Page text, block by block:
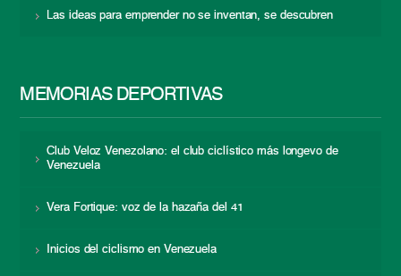
Las ideas para emprender no se inventan, se descubren
MEMORIAS DEPORTIVAS
Club Veloz Venezolano: el club ciclístico más longevo de
Venezuela
Vera Fortique: voz de la hazaña del 41
Inicios del ciclismo en Venezuela